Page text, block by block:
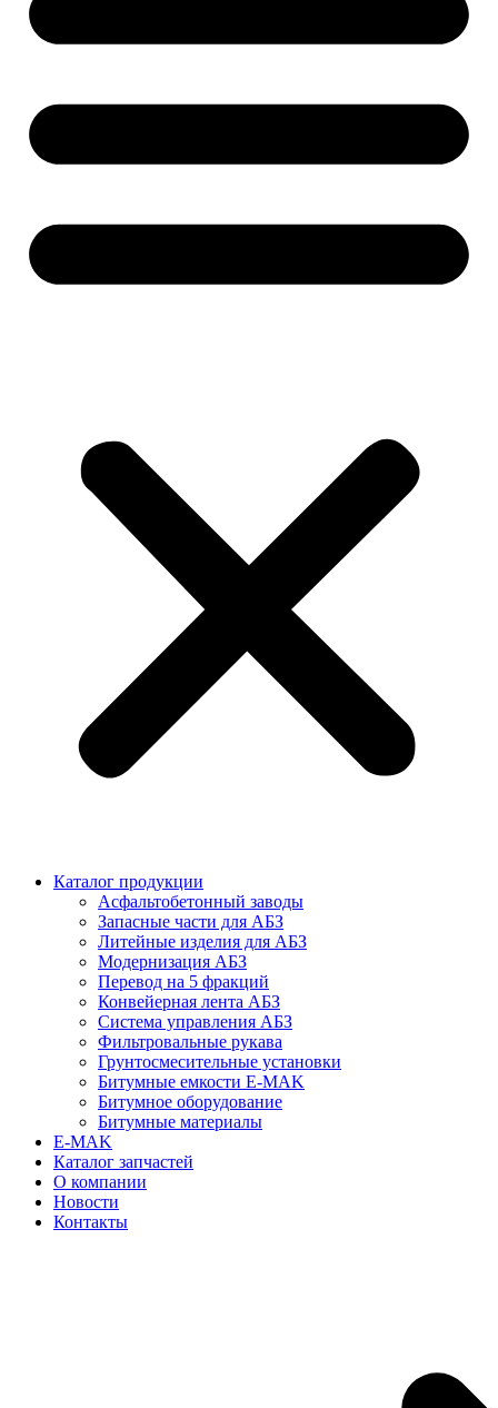
Каталог продукции
Асфальтобетонный заводы
Запасные части для АБЗ
Литейные изделия для АБЗ
Модернизация АБЗ
Перевод на 5 фракций
Конвейерная лента АБЗ
Система управления АБЗ
Фильтровальные рукава
Грунтосмесительные установки
Битумные емкости E-MAK
Битумное оборудование
Битумные материалы
E-MAK
Каталог запчастей
О компании
Новости
Контакты